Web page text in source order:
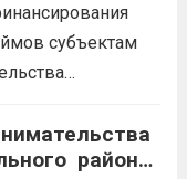
места...Читать
субъектам
мес. Процентная
установление
района